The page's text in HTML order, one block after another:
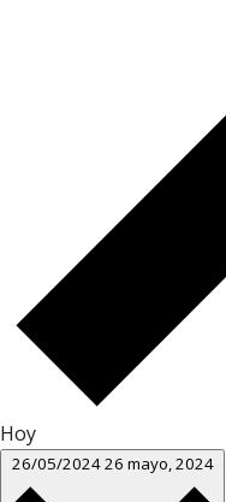
Hoy
26/05/202426 mayo, 2024